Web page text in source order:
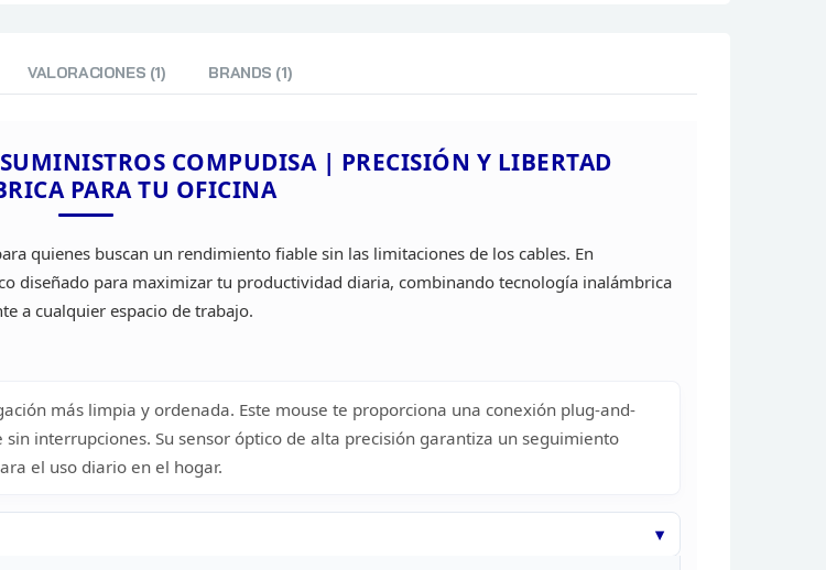
VALORACIONES (1) BRANDS (1)
COMPUDISA | PRECISIÓN Y LIBERTAD
PARA TU OFICINA
quienes buscan un rendimiento fiable sin las limitaciones de los cables. En
diseñado para maximizar tu productividad diaria, combinando tecnología inalámbrica
a cualquier espacio de trabajo.
más limpia y ordenada. Este mouse te proporciona una conexión plug-and-
sin interrupciones. Su sensor óptico de alta precisión garantiza un seguimiento
el uso diario en el hogar.